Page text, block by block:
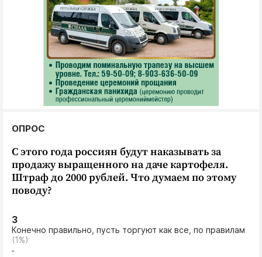
ОПРОС
С этого года россиян будут наказывать за
продажу выращенного на даче картофеля.
Штраф до 2000 рублей. Что думаем по этому
поводу?
3
Конечно правильно, пусть торгуют как все, по правилам
(1%)